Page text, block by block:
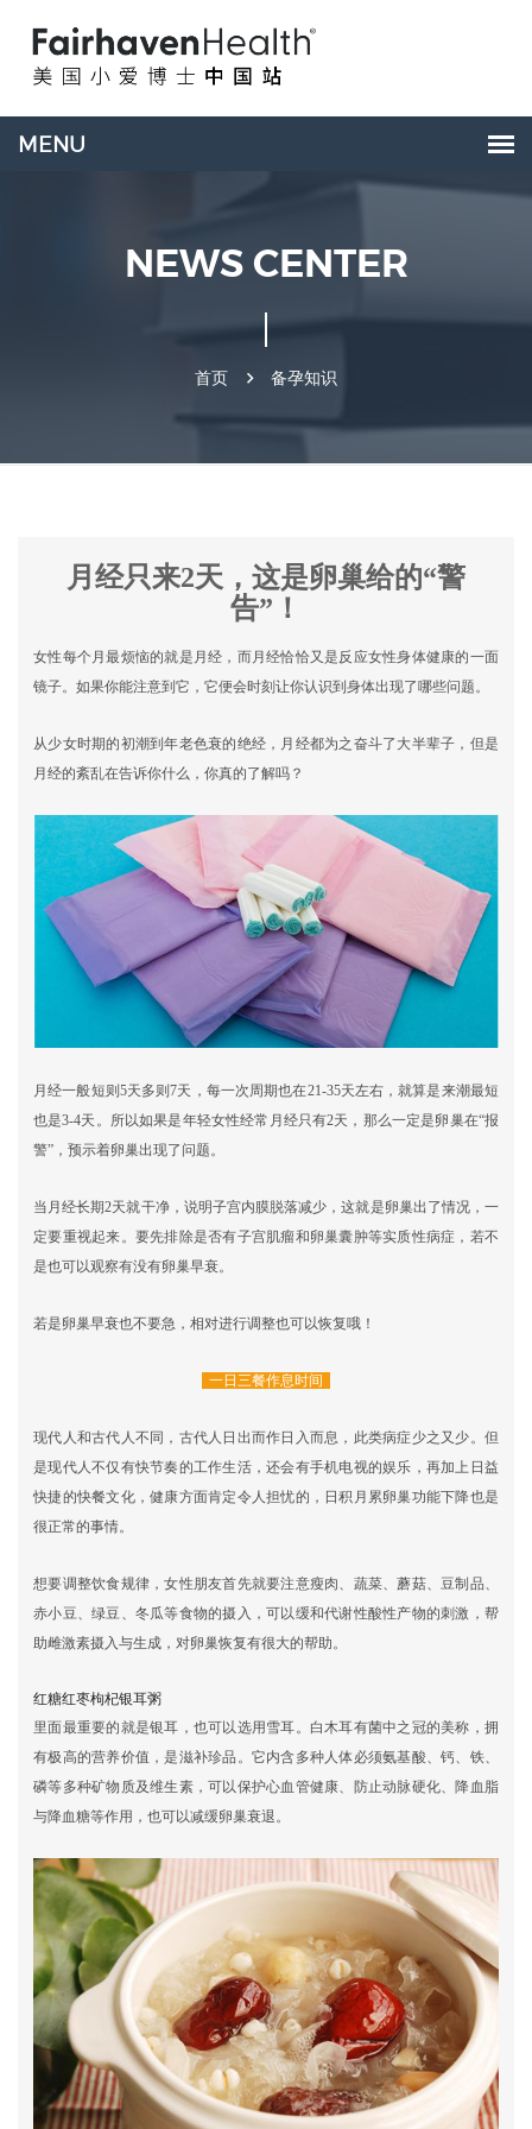
NEWS CENTER
首页 备孕知识
月经只来2天，这是卵巢给的“警
告”！
女性每个月最烦恼的就是月经，而月经恰恰又是反应女性身体健康的一面
镜子。如果你能注意到它，它便会时刻让你认识到身体出现了哪些问题。
从少女时期的初潮到年老色衰的绝经，月经都为之奋斗了大半辈子，但是
月经的紊乱在告诉你什么，你真的了解吗？
月经一般短则5天多则7天，每一次周期也在21-35天左右，就算是来潮最短
也是3-4天。所以如果是年轻女性经常月经只有2天，那么一定是卵巢在“报
警”，预示着卵巢出现了问题。
当月经长期2天就干净，说明子宫内膜脱落减少，这就是卵巢出了情况，一
定要重视起来。要先排除是否有子宫肌瘤和卵巢囊肿等实质性病症，若不
是也可以观察有没有卵巢早衰。
若是卵巢早衰也不要急，相对进行调整也可以恢复哦！
一日三餐作息时间
现代人和古代人不同，古代人日出而作日入而息，此类病症少之又少。但
是现代人不仅有快节奏的工作生活，还会有手机电视的娱乐，再加上日益
快捷的快餐文化，健康方面肯定令人担忧的，日积月累卵巢功能下降也是
很正常的事情。
想要调整饮食规律，女性朋友首先就要注意瘦肉、蔬菜、蘑菇、豆制品、
赤小豆、绿豆、冬瓜等食物的摄入，可以缓和代谢性酸性产物的刺激，帮
助雌激素摄入与生成，对卵巢恢复有很大的帮助。
红糖红枣枸杞银耳粥
里面最重要的就是银耳，也可以选用雪耳。白木耳有菌中之冠的美称，拥
有极高的营养价值，是滋补珍品。它内含多种人体必须氨基酸、钙、铁、
磷等多种矿物质及维生素，可以保护心血管健康、防止动脉硬化、降血脂
与降血糖等作用，也可以减缓卵巢衰退。